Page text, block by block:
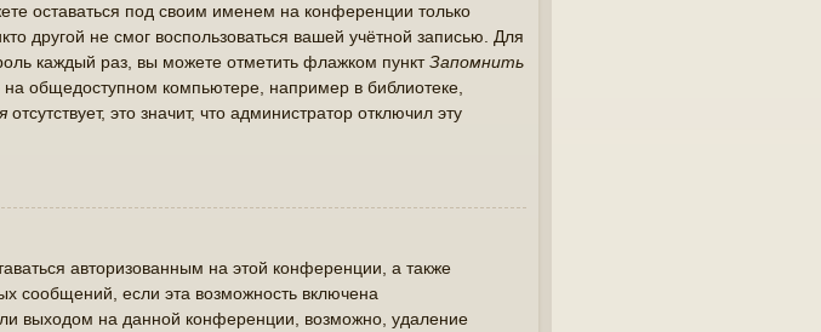
оставаться под своим именем на конференции только
другой не смог воспользоваться вашей учётной записью. Для
каждый раз, вы можете отметить флажком пунктЗапомнить
общедоступном компьютере, например в библиотеке,
отсутствует, это значит, что администратор отключил эту
авторизованным на этой конференции, а также
сообщений, если эта возможность включена
выходом на данной конференции, возможно, удаление